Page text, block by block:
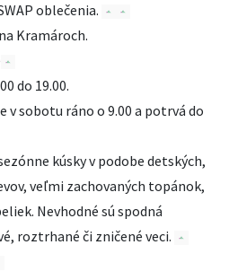
oblečenia.
Kramároch.
do 19.00.
v sobotu ráno o 9.00 a potrvá do
kúsky v podobe detských,
veľmi zachovaných topánok,
Nevhodné sú spodná
roztrhané či zničené veci.